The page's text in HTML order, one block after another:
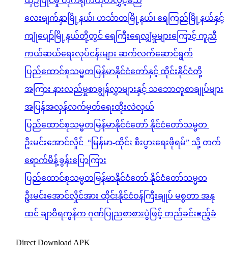
လေးမျက်နှာမြို့နယ်၊ ဟင်္သာတမြို့နယ်၊ ရေကြည်မြို့နယ်နှင့်
ကျုံပျော်မြို့နယ်တို့တွင် ရေကြီးရေလျှံမှုများကြောင့် ကူညီ
ကယ်ဆယ်ရေးလုပ်ငန်းများ ဆက်လက်ဆောင်ရွက်
ပြည်ထောင်စုသမ္မတမြန်မာနိုင်ငံတော်နှင့် ထိုင်းနိုင်ငံတို့
အကြား နားလည်မှုစာချွန်လွှာများနှင့် သဘောတူစာချုပ်များ
အပြန်အလှန်လက်မှတ်ရေးထိုးလဲလှယ်
ပြည်ထောင်စုသမ္မတမြန်မာနိုင်ငံတော် နိုင်ငံတော်သမ္မတ
ဦးမင်းအောင်လှိုင် “မြန်မာ-ထိုင်း စီးပွားရေးဖိုရမ်” သို့ တက်
ရောက်မိန့်ခွန်းပြောကြား
ပြည်ထောင်စုသမ္မတမြန်မာနိုင်ငံတော် နိုင်ငံတော်သမ္မတ
ဦးမင်းအောင်လှိုင်အား ထိုင်းနိုင်ငံဝန်ကြီးချုပ် မစ္စတာ အနု
ထင် ချာဝီရကွန်က ဂုဏ်ပြုညစာစားပွဲဖြင့် တည်ခင်းဧည့်ခံ
Direct Download APK